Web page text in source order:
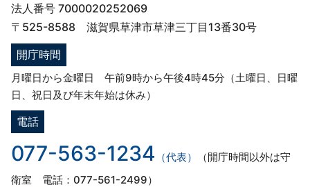
法人番号 7000020252069
〒525-8588 滋賀県草津市草津三丁目13番30号
開庁時間
月曜日から金曜日 午前9時から午後4時45分（土曜日、日曜
日、祝日及び年末年始は休み）
電話
077-563-1234 （代表）
（開庁時間以外は守
衛室 電話：077-561-2499）